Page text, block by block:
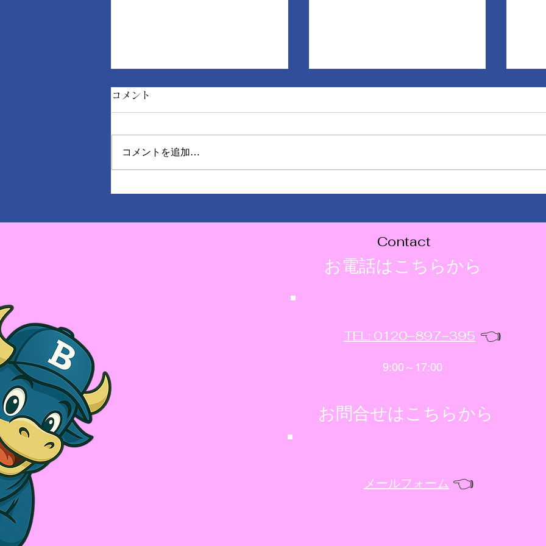
下塗りの重要性とは？外壁塗
ショールームのぼり旗を設置
チョ
コメント
コメントを追加…
Contact
​お電話はこちらから
TEL: 0120−897−395
9:00～17:00
👈
​お問合せはこちらから
メールフォーム 👈